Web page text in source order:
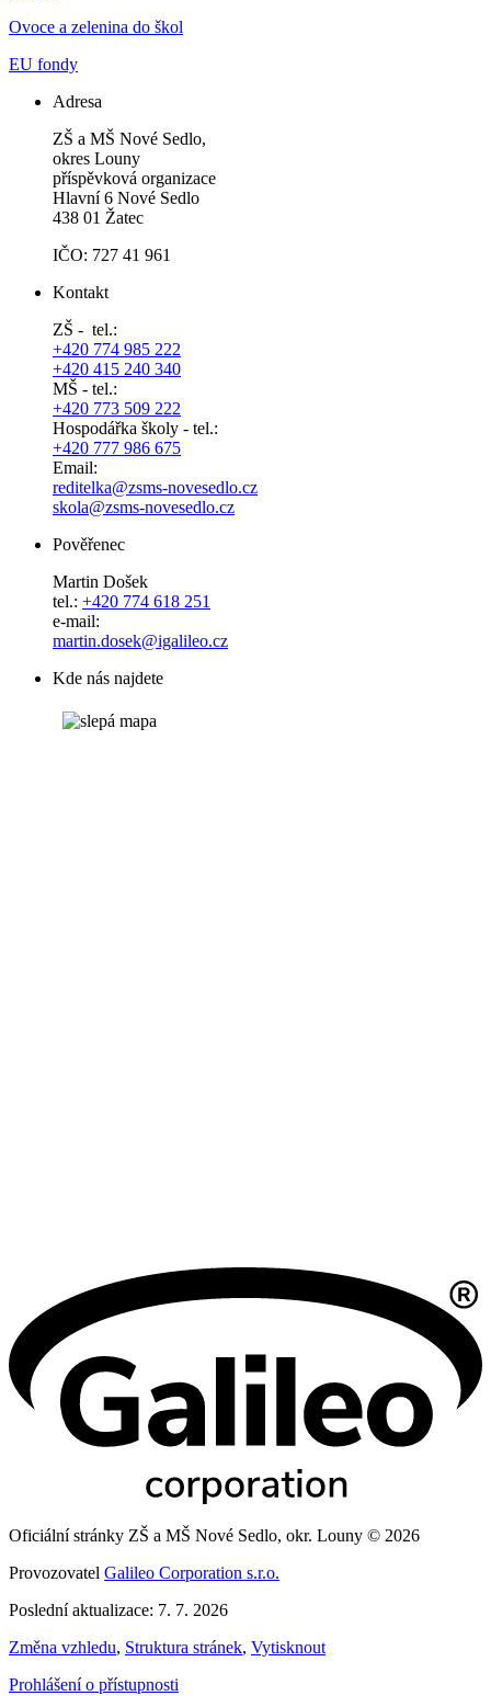
Ovoce a zelenina do škol
EU fondy
Adresa
ZŠ a MŠ Nové Sedlo,
okres Louny
příspěvková organizace
Hlavní 6 Nové Sedlo
438 01 Žatec
IČO: 727 41 961
Kontakt
ZŠ - tel.:
+420 774 985 222
+420 415 240 340
MŠ - tel.:
+420 773 509 222
Hospodářka školy - tel.:
+420 777 986 675
Email:
reditelka@zsms-novesedlo.cz
skola@zsms-novesedlo.cz
Pověřenec
Martin Došek
tel.: +420 774 618 251
e-mail:
​​​​​​​martin.dosek@igalileo.cz
Kde nás najdete
Oficiální stránky ZŠ a MŠ Nové Sedlo, okr. Louny © 2026
Provozovatel Galileo Corporation s.r.o.
Poslední aktualizace: 7. 7. 2026
Změna vzhledu, Struktura stránek, Vytisknout
Prohlášení o přístupnosti